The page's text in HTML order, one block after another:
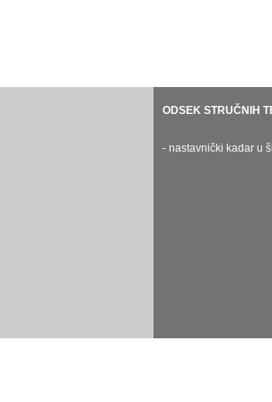
- nastavnički kadar u školskoj 2024/25.
ODSEK GITARE
ODSEK
- nastavnički
ODSEK STRUČNIH
- nastavnički kadar u